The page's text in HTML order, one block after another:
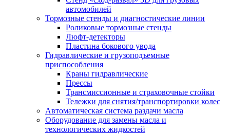
автомобилей
Тормозные стенды и диагностические линии
Роликовые тормозные стенды
Люфт-детекторы
Пластина бокового увода
Гидравлические и грузоподъемные
приспособления
Краны гидравлические
Прессы
Трансмиссионные и страховочные стойки
Тележки для снятия/транспортировки колес
Автоматическая система раздачи масла
Оборудование для замены масла и
технологических жидкостей